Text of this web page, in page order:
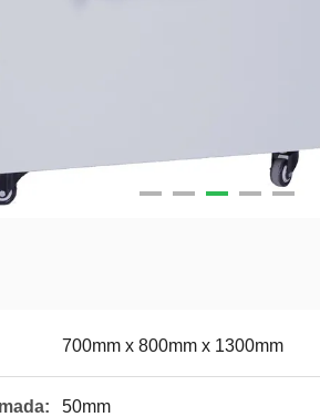
700mm x 800mm x 1300mm
50mm